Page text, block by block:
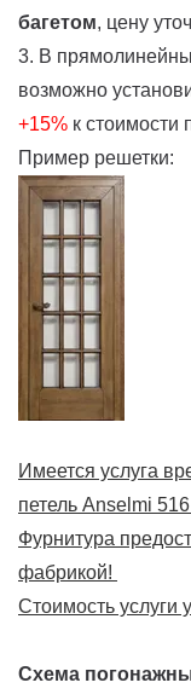
багетом, цену
3. В
возможно
+15% к стоимости
Пример решетки:
Имеется услуга
петель Anselmi
Фурнитура
фабрикой!
Стоимость услуги
Схема